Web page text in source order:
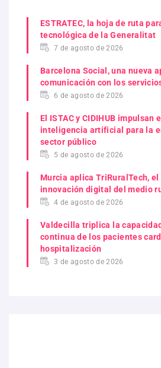
ESTRATEC, la hoja de ruta
tecnológica de la Generalitat
7 de agosto de 2026
Barcelona Social, una nueva
comunicación con los
6 de agosto de 2026
El ISTAC y CIDIHUB impulsan
inteligencia artificial para la
sector público
5 de agosto de 2026
Murcia aplica TriRuralTech,
innovación digital del medio
4 de agosto de 2026
Valdecilla triplica la
continua de los pacientes
hospitalización
3 de agosto de 2026